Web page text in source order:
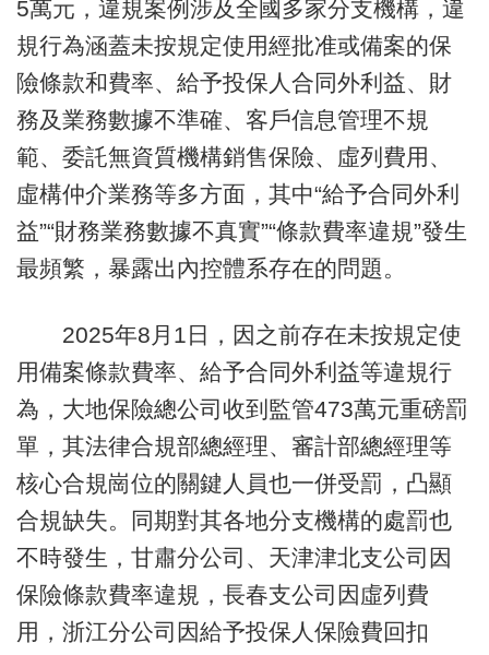
5萬元，違規案例涉及全國多家分支機構，違
規行為涵蓋未按規定使用經批准或備案的保
險條款和費率、給予投保人合同外利益、財
務及業務數據不準確、客戶信息管理不規
範、委託無資質機構銷售保險、虛列費用、
虛構仲介業務等多方面，其中“給予合同外利
益”“財務業務數據不真實”“條款費率違規”發生
最頻繁，暴露出內控體系存在的問題。
2025年8月1日，因之前存在未按規定使
用備案條款費率、給予合同外利益等違規行
為，大地保險總公司收到監管473萬元重磅罰
單，其法律合規部總經理、審計部總經理等
核心合規崗位的關鍵人員也一併受罰，凸顯
合規缺失。同期對其各地分支機構的處罰也
不時發生，甘肅分公司、天津津北支公司因
保險條款費率違規，長春支公司因虛列費
用，浙江分公司因給予投保人保險費回扣